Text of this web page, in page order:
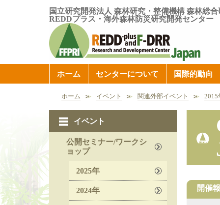
国立研究開発法人 森林研究・整備機構 森林総
REDDプラス・海外森林防災研究開発センター
ホーム センターについて 国際的動向
ホーム イベント 関連外部イベント 2015
イベント
公開セミナー/ワークシ
ョップ
2025年
2024年 開催